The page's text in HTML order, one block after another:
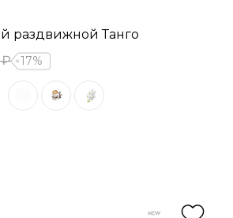
раздвижной Танго
₽ 17%